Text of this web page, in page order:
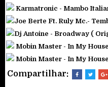
Karmatronic - Mambo
Joe Berte Ft. Ruly Mc.-
Dj Antoine - Broadway (
Mobin Master - In My
Mobin Master - In My
Compartilhar: